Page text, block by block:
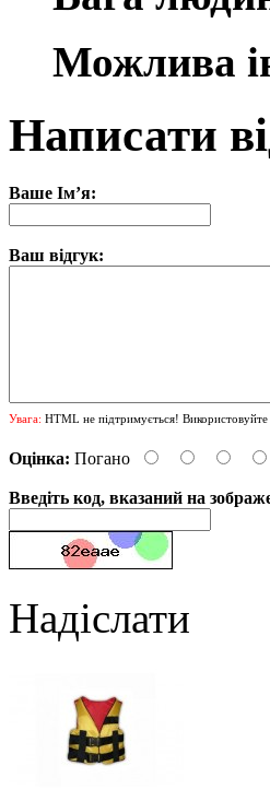
Можлива
Написати
Ваше Ім’я:
Ваш відгук:
Увага: HTML не підтримується! Використовуйте
Оцінка: Погано
Введіть код, вказаний на
Надіслати